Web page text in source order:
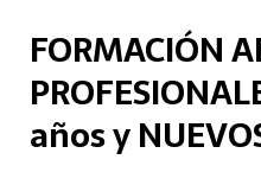
FORMACIÓN
años y